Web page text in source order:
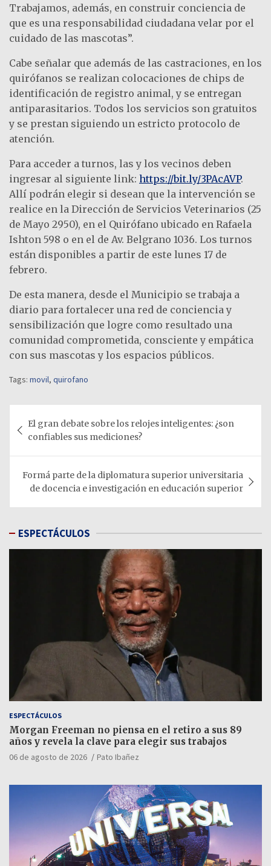
Trabajamos, además, en construir conciencia de
que es una responsabilidad ciudadana velar por el
cuidado de las mascotas”.
Cabe señalar que además de las castraciones, en los
quirófanos se realizan colocaciones de chips de
identificación de registro animal, y se entregan
antiparasitarios. Todos los servicios son gratuitos
y se prestan siguiendo un estricto protocolo de
atención.
Para acceder a turnos, las y los vecinos deben
ingresar al siguiente link: https://bit.ly/3PAcAVP.
Allí podrán elegir si desean que la intervención se
realice en la Dirección de Servicios Veterinarios (25
de Mayo 2950), en el Quirófano ubicado en Rafaela
Ishton 598 o en el de Av. Belgrano 1036. Los turnos
están disponibles a partir de este lunes 17 de
febrero.
De esta manera, desde el Municipio se trabaja a
diario para fortalecer una red de conciencia y
sensibilización que logre como resultado una
comunidad comprometida, consciente y empática
con sus mascotas y los espacios públicos.
Tags: movil, quirofano
de
entradas
El gran debate sobre los relojes inteligentes: ¿son
confiables sus mediciones?
Formá parte de la diplomatura superior universitaria
de docencia e investigación en educación superior
ESPECTÁCULOS
ESPECTÁCULOS
Morgan Freeman no piensa en el retiro a sus 89
años y revela la clave para elegir sus trabajos
06 de agosto de 2026 Pato Ibañez